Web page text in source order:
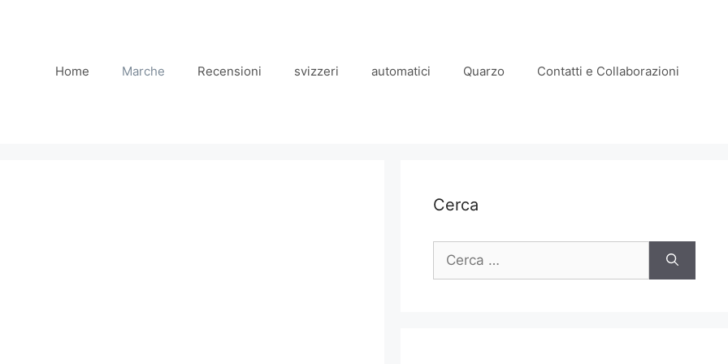
Home Marche Recensioni svizzeri automatici Quarzo Contatti e Collaborazioni
Cerca
per: